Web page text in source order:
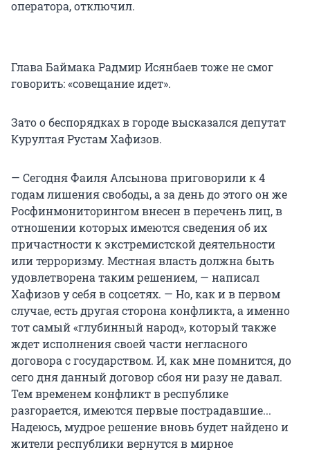
оператора, отключил.
Глава Баймака Радмир Исянбаев тоже не смог
говорить: «совещание идет».
Зато о беспорядках в городе высказался депутат
Курултая Рустам Хафизов.
— Сегодня Фаиля Алсынова приговорили к 4
годам лишения свободы, а за день до этого он же
Росфинмониторингом внесен в перечень лиц, в
отношении которых имеются сведения об их
причастности к экстремистской деятельности
или терроризму. Местная власть должна быть
удовлетворена таким решением, — написал
Хафизов у себя в соцсетях. — Но, как и в первом
случае, есть другая сторона конфликта, а именно
тот самый «глубинный народ», который также
ждет исполнения своей части негласного
договора с государством. И, как мне помнится, до
сего дня данный договор сбоя ни разу не давал.
Тем временем конфликт в республике
разгорается, имеются первые пострадавшие...
Надеюсь, мудрое решение вновь будет найдено и
жители республики вернутся в мирное